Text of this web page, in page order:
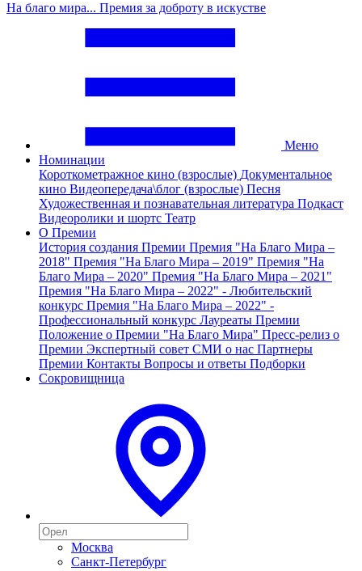
На благо мира... Премия за доброту в искустве
Меню
Номинации
Короткометражное кино (взрослые) Документальное
кино Видеопередача\блог (взрослые) Песня
Художественная и познавательная литература Подкаст
Видеоролики и шортс Театр
О Премии
История создания Премии Премия "На Благо Мира –
2018" Премия "На Благо Мира – 2019" Премия "На
Благо Мира – 2020" Премия "На Благо Мира – 2021"
Премия "На Благо Мира – 2022" - Любительский
конкурс Премия "На Благо Мира – 2022" -
Профессиональный конкурс Лауреаты Премии
Положение о Премии "На Благо Мира" Пресс-релиз о
Премии Экспертный совет СМИ о нас Партнеры
Премии Контакты Вопросы и ответы Подборки
Сокровищница
Москва
Санкт-Петербург